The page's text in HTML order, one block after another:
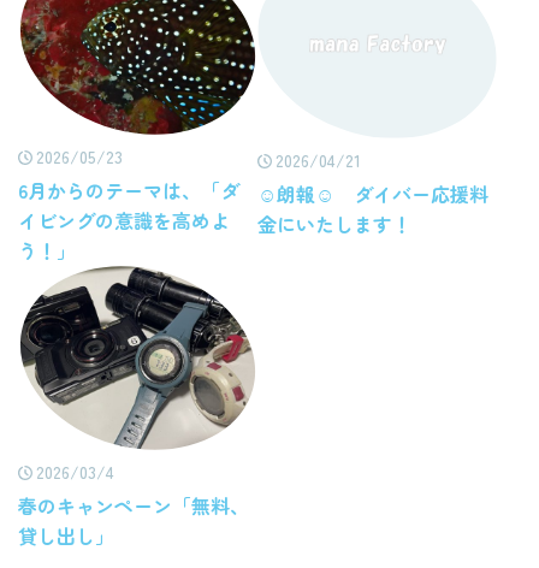
2026/05/23
6月からのテーマは、「ダ
イビングの意識を高めよ
う！」
2026/04/21
☺朗報☺ ダイバー応援料
金にいたします！
2026/03/4
春のキャンペーン「無料、
貸し出し」